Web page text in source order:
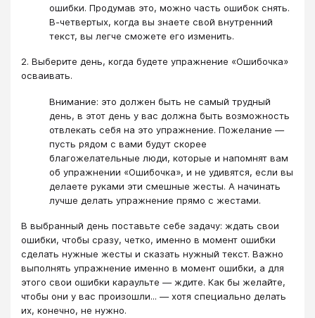
ошибки. Продумав это, можно часть ошибок снять.
В-четвертых, когда вы знаете свой внутренний
текст, вы легче сможете его изменить.
2. Выберите день, когда будете упражнение «Ошибочка»
осваивать.
Внимание: это должен быть не самый трудный
день, в этот день у вас должна быть возможность
отвлекать себя на это упражнение. Пожелание —
пусть рядом с вами будут скорее
благожелательные люди, которые и напомнят вам
об упражнении «Ошибочка», и не удивятся, если вы
делаете руками эти смешные жесты. А начинать
лучше делать упражнение прямо с жестами.
В выбранный день поставьте себе задачу: ждать свои
ошибки, чтобы сразу, четко, именно в момент ошибки
сделать нужные жесты и сказать нужный текст. Важно
выполнять упражнение именно в момент ошибки, а для
этого свои ошибки караульте — ждите. Как бы желайте,
чтобы они у вас произошли... — хотя специально делать
их, конечно, не нужно.